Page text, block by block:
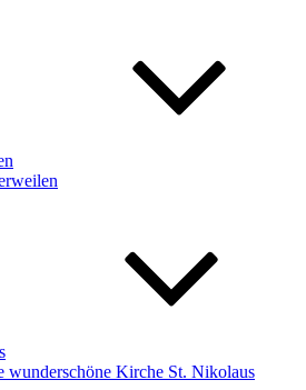
wunderschöne Kirche St. Nikolaus